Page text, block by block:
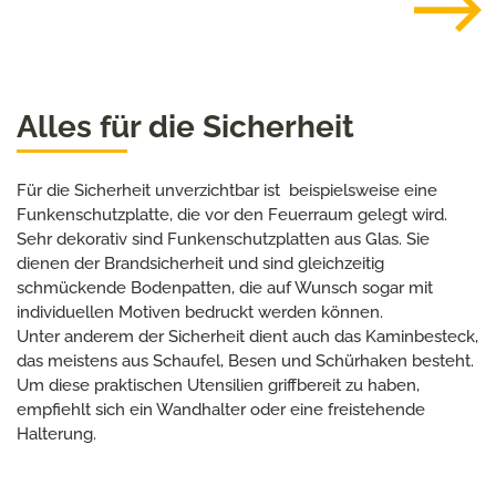
Alles für die Sicherheit
Für die Sicherheit unverzichtbar ist beispielsweise eine
Funkenschutzplatte, die vor den Feuerraum gelegt wird.
Sehr dekorativ sind Funkenschutzplatten aus Glas. Sie
dienen der Brandsicherheit und sind gleichzeitig
schmückende Bodenpatten, die auf Wunsch sogar mit
individuellen Motiven bedruckt werden können.
Unter anderem der Sicherheit dient auch das Kaminbesteck,
das meistens aus Schaufel, Besen und Schürhaken besteht.
Um diese praktischen Utensilien griffbereit zu haben,
empfiehlt sich ein Wandhalter oder eine freistehende
Halterung.